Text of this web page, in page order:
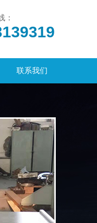
：
联系我们